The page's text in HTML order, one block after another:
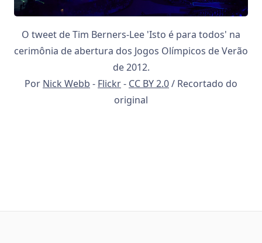
O tweet de Tim Berners-Lee 'Isto é para todos' na
cerimônia de abertura dos Jogos Olímpicos de Verão
de 2012.
Por Nick Webb - Flickr- CC BY 2.0/ Recortado do
original